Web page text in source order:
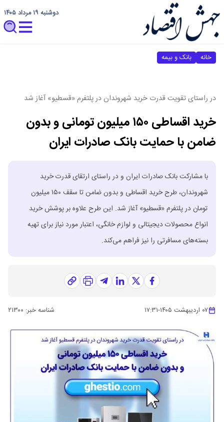
دوشنبه ۱۹ مرداد ۱۴۰۵
خانه بانک و بیمه
در راستای تقویت قدرت خرید شهروندان در پلتفرم «قسطیو» آغاز شد
خرید اقساطی ۱۵۰ میلیون تومانی و بدون
ضامن با حمایت بانک صادرات ایران
​با مشارکت بانک صادرات ایران و در راستای ارتقای قدرت خرید
شهروندان، طرح خرید اقساطی و بدون ضامن تا سقف ۱۵۰ میلیون
تومان در پلتفرم «قسطیو» آغاز شد. این طرح علاوه بر پوشش خرید
انواع محصولات دیجیتالی و لوازم خانگی، اعتبار مورد نیاز برای تهیه
بسته‌های مسافرتی را نیز فراهم می‌کند.
۰۷ اردیبهشت ۱۴۰۵ -۱۷:۳۱ شناسه خبر: ۲۱۳۰۰